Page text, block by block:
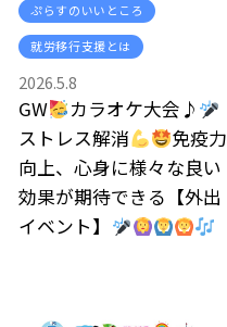
ぷらすのいいところ
就労移行支援とは
2026.5.8
GW
カラオケ大会♪
ストレス解消
免疫力
向上、心身に様々な良い
効果が期待できる【外出
イベント】